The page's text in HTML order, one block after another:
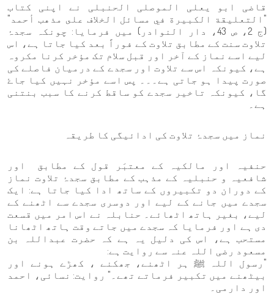
قاضی ابو یعلی الموصلی الحنبلی نے اپنی کتاب
"التعلیقة الكبيرة في مسائل الخلاف على مذهب أحمد"
(ج 2، ص 43، دار النوادر) میں فرمایا: چونکہ سجدۂ
تلاوت سنت کے مطابق تلاوت کے فوراً بعد کیا جاتا ہے، اس
لیے اسے نماز کے آخر اور قبل سلام تک مؤخر کرنا مکروہ
ہے، کیونکہ اس سے تلاوت اور سجدے کے درمیان فاصلے کی
صورت پیدا ہو جاتی ہے۔۔۔ پس اسے مؤخر نہیں کیا جاۓ
گا، کیونکہ تاخیر سجدے کو ساقط کرنے کا سبب بنتنی
ہے۔
نماز میں سجدۂ تلاوت کی ادائیگی کا طریقہ
حنفیہ اور مالکیہ کے معتبَر قول کے مطابق اور
شافعیہ و حنبلیہ کے مذہب کے مطابق سجدۂ تلاوت نماز
کے دوران دو تکبیروں کے ساتھ ادا کیا جاتا ہے: ایک
سجدے میں جانے کے لیے اور دوسری سجدے سے اٹھنے کے
لیے، بغیر ہاتھ اٹھائے۔ حنابلہ نے اس امر میں قسعت
دی ہے اور فرمایا کہ سجدے میں جاتے وقت ہاتھ اٹھانا
مستحب ہے، اس کی دلیل یہ ہے کہ حضرت عبداللہ بن
مسعود رضی اللہ عنہ سے روایت ہے:
"رسول اللہ ﷺ ہر اٹھنے، جھکنے ، کھڑے ہونے اور
بیٹھنے میں تکبیر فرماتے تھے۔" روایت: نسائی، احمد
اور دارمی۔